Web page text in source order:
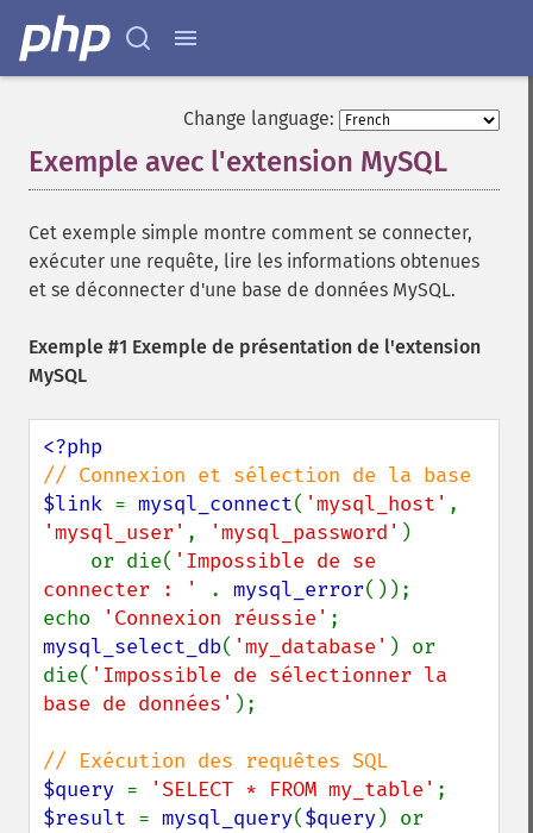
Change language:
Exemple avec l'extension MySQL
Cet exemple simple montre comment se connecter,
exécuter une requête, lire les informations obtenues
et se déconnecter d'une base de données MySQL.
Exemple #1 Exemple de présentation de l'extension
MySQL
$link = mysql_connect( 'mysql_host'
'mysql_user' , 'mysql_password' )
    or die(
'Impossible de se
connecter : '
. mysql_error());
echo
'Connexion réussie'
mysql_select_db( 'my_database' ) or
die( 'Impossible de sélectionner la
base de données' );
$query = 'SELECT * FROM my_table'
$result = mysql_query($query) or